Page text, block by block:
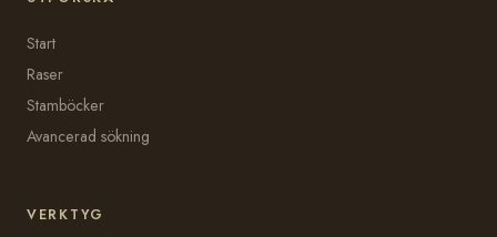
Start
Raser
Stamböcker
Avancerad sökning
VERKTYG